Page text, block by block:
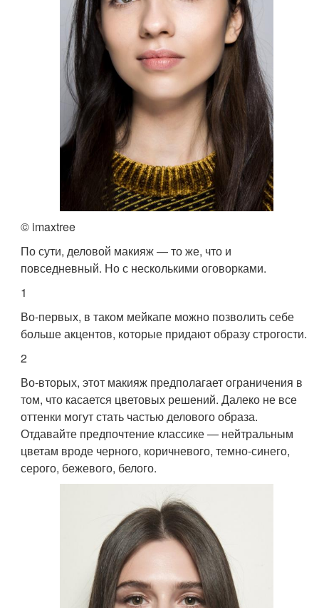
© imaxtree
По сути, деловой макияж — то же, что и
повседневный. Но с несколькими оговорками.
1
Во-первых, в таком мейкапе можно позволить себе
больше акцентов, которые придают образу строгости.
2
Во-вторых, этот макияж предполагает ограничения в
том, что касается цветовых решений. Далеко не все
оттенки могут стать частью делового образа.
Отдавайте предпочтение классике — нейтральным
цветам вроде черного, коричневого, темно-синего,
серого, бежевого, белого.